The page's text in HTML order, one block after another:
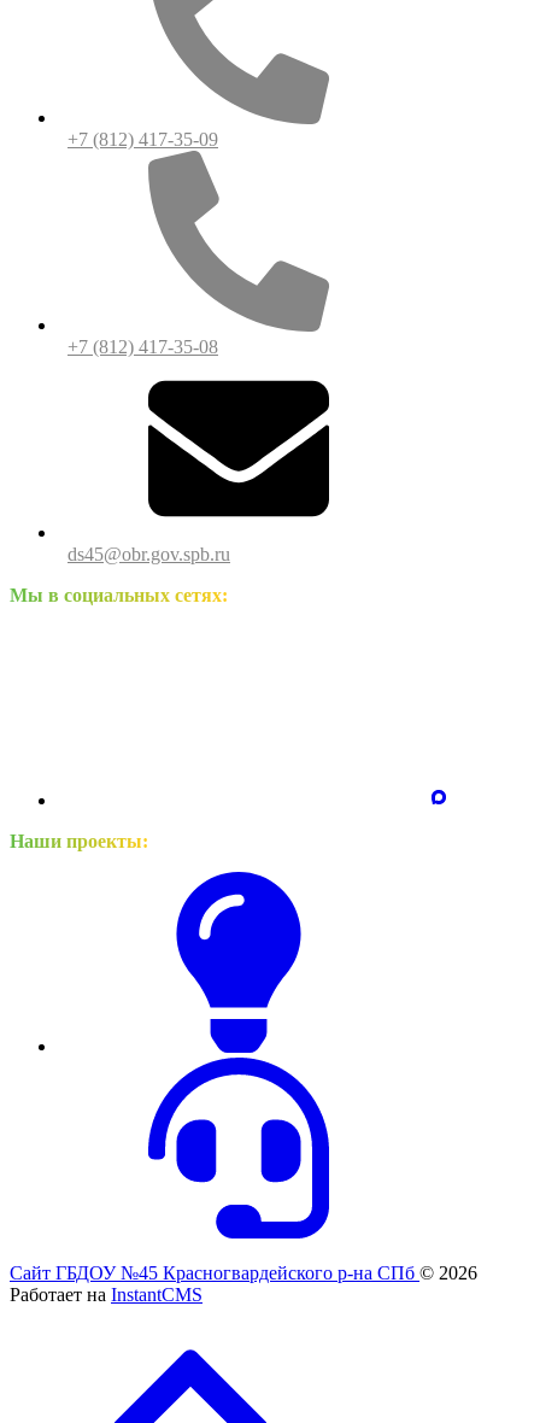
+7 (812) 417-35-09
+7 (812) 417-35-08
ds45@obr.gov.spb.ru
Мы в социальных сетях:
Наши проекты:
Сайт ГБДОУ №45 Красногвардейского р-на СПб © 2026
Работает на InstantCMS